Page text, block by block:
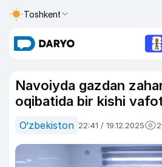
Toshkent
Navoiyda gazdan
oqibatida bir kishi
O‘zbekiston 22:41 / 19.12.2025